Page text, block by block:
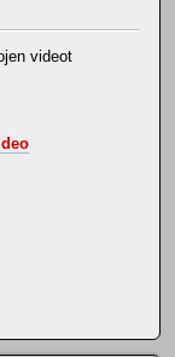
videot